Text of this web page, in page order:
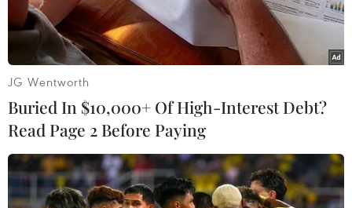
JG Wentworth
Buried In $10,000+ Of High-Interest Debt?
Read Page 2 Before Paying